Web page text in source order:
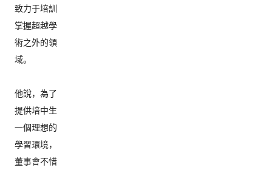
致力于培訓
掌握超越學
術之外的領
域。
他說，為了
提供培中生
一個理想的
學習環境，
董事會不惜